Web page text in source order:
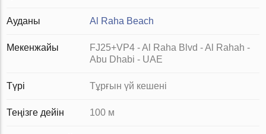
Ауданы Al Raha Beach
Мекенжайы
FJ25+VP4 - Al Raha Blvd - Al Rahah -
Abu Dhabi - UAE
Түрі Тұрғын үй кешені
Теңізге дейін 100 м